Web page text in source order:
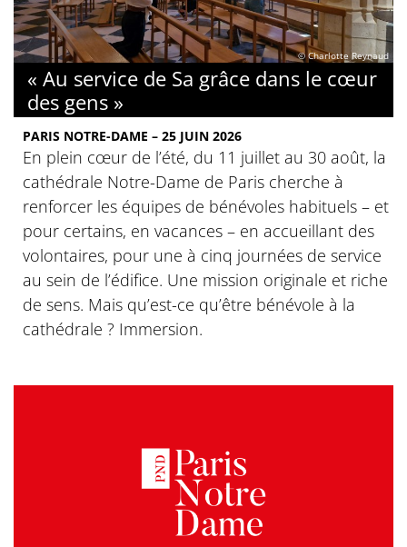
© Charlotte Reynaud
« Au service de Sa grâce dans le cœur
des gens »
PARIS NOTRE-DAME – 25 JUIN 2026
En plein cœur de l’été, du 11 juillet au 30 août, la
cathédrale Notre-Dame de Paris cherche à
renforcer les équipes de bénévoles habituels – et
pour certains, en vacances – en accueillant des
volontaires, pour une à cinq journées de service
au sein de l’édifice. Une mission originale et riche
de sens. Mais qu’est-ce qu’être bénévole à la
cathédrale ? Immersion.